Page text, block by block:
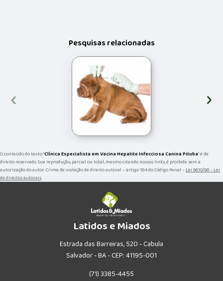
Pesquisas relacionadas
‹ ›
O conteúdo do texto "Clínica Especialista em Vacina Hepatite Infecciosa Canina Pituba" é de
direito reservado. Sua reprodução, parcial ou total, mesmo citando nossos links, é proibida sem a
autorização do autor. Crime de violação de direito autoral – artigo 184 do Código Penal –Lei 9610/98 - Lei
de direitos autorais.
Latidos e Miados
Estrada das Barreiras, 520 - Cabula
Salvador - BA - CEP: 41195-001
(71) 3385-4455